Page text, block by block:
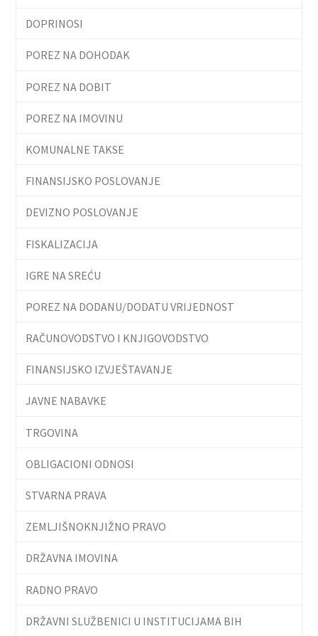
DOPRINOSI
POREZ NA DOHODAK
POREZ NA DOBIT
POREZ NA IMOVINU
KOMUNALNE TAKSE
FINANSIJSKO POSLOVANJE
DEVIZNO POSLOVANJE
FISKALIZACIJA
IGRE NA SREĆU
POREZ NA DODANU/DODATU VRIJEDNOST
RAČUNOVODSTVO I KNJIGOVODSTVO
FINANSIJSKO IZVJEŠTAVANJE
JAVNE NABAVKE
TRGOVINA
OBLIGACIONI ODNOSI
STVARNA PRAVA
ZEMLJIŠNOKNJIŽNO PRAVO
DRŽAVNA IMOVINA
RADNO PRAVO
DRŽAVNI SLUŽBENICI U INSTITUCIJAMA BIH